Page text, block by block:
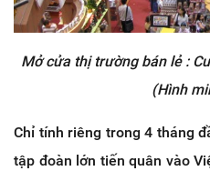
Mở cửa thị trường bán lẻ :
(Hình
Chỉ tính riêng trong 4 tháng
tập đoàn lớn tiến quân vào